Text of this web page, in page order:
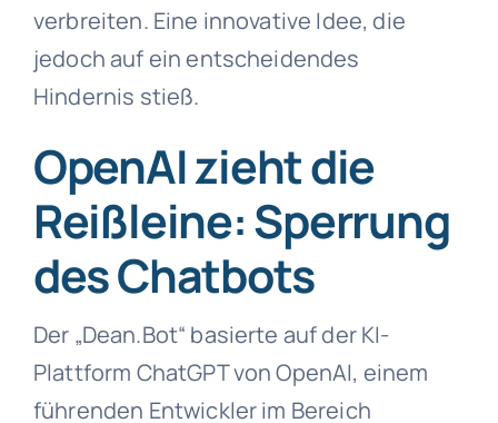
verbreiten. Eine innovative Idee, die
jedoch auf ein entscheidendes
Hindernis stieß.
OpenAI zieht die
Reißleine: Sperrung
des Chatbots
Der „Dean.Bot“ basierte auf der KI-
Plattform ChatGPT von OpenAI, einem
führenden Entwickler im Bereich